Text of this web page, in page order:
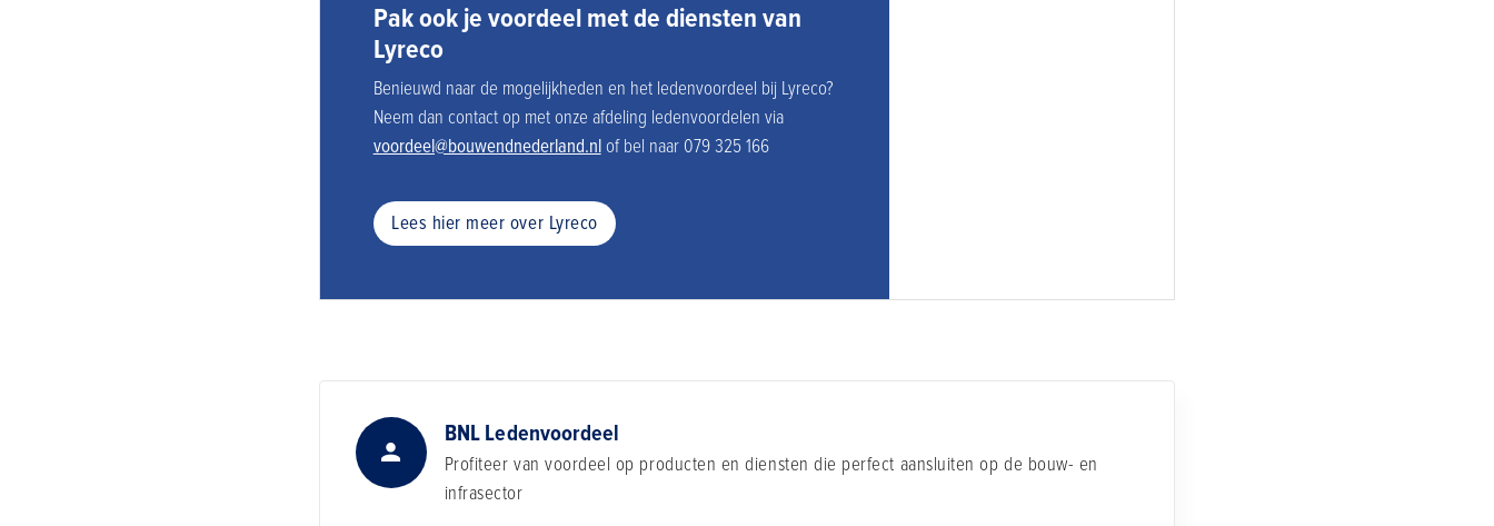
Pak ook je voordeel met de diensten van
Lyreco
Benieuwd naar de mogelijkheden en het ledenvoordeel bij Lyreco?
Neem dan contact op met onze afdeling ledenvoordelen via
voordeel@bouwendnederland.nlof bel naar 079 325 166
Lees hier meer over Lyreco
BNL Ledenvoordeel
Profiteer van voordeel op producten en diensten die perfect aansluiten op de bouw- en
infrasector